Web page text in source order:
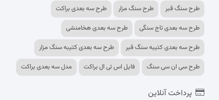
طرح سنگ قبر طرح سنگ مزار
طرح سه بعدی براکت
طرح سه بعدی تاج سنگی
طرح سه بعدی هخامنشی
طرح سه بعدی کتیبه سنگ قبر
طرح سه بعدی کتیبه سنگ مزار
طرح سی ان سی سنگ
فایل اس تی ال براکت مدل سه بعدی براکت
پرداخت آنلاین